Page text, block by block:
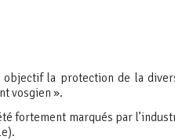
la protection de la
vosgien ».
fortement marqués par